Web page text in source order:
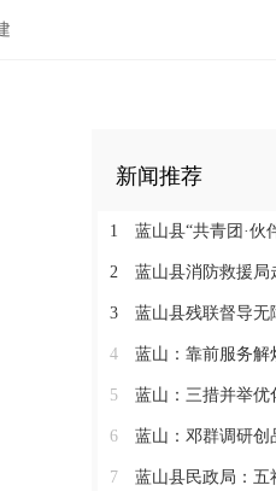
新闻推荐
1 蓝山县“共青团·伙伴计划
2 蓝山县消防救援局走进辖区
3 蓝山县残联督导无障
4 蓝山：靠前服务解
5 蓝山：三措并举优化营
6 蓝山：邓群调研创品
7 蓝山县民政局：五社